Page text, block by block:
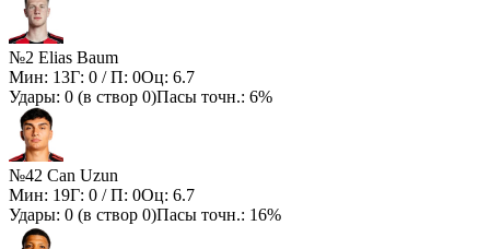
№2 Elias Baum
Мин: 13Г: 0 / П: 0Оц: 6.7
Удары: 0 (в створ 0)Пасы точн.: 6%
№42 Can Uzun
Мин: 19Г: 0 / П: 0Оц: 6.7
Удары: 0 (в створ 0)Пасы точн.: 16%